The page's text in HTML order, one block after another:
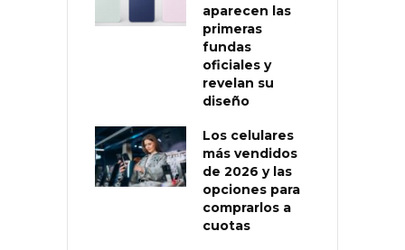
aparecen las
primeras
fundas
oficiales y
revelan su
diseño
Los celulares
más vendidos
de 2026 y las
opciones para
comprarlos a
cuotas